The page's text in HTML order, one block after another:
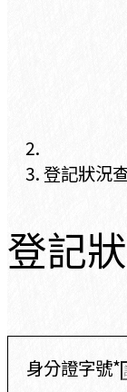
登記狀況
登記
身分證字號*